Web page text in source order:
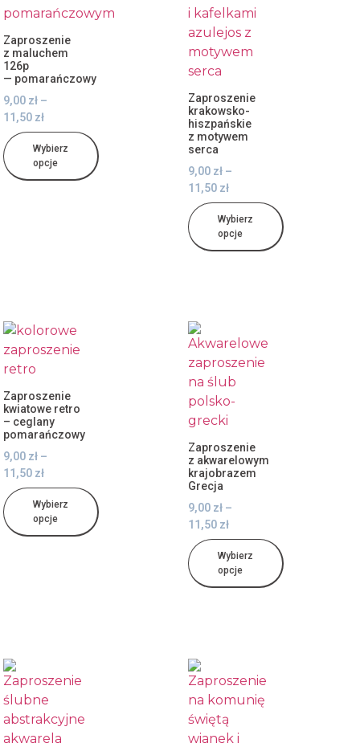
Zaproszenie
z maluchem
126p
— pomarańczowy
9,00 zł –
11,50 zł
Wybierz
opcje
Zaproszenie
krakowsko-
hiszpańskie
z motywem
serca
9,00 zł –
11,50 zł
Wybierz
opcje
Zaproszenie
kwiatowe retro
– ceglany
pomarańczowy
9,00 zł –
11,50 zł
Wybierz
opcje
Zaproszenie
z akwarelowym
krajobrazem
Grecja
9,00 zł –
11,50 zł
Wybierz
opcje